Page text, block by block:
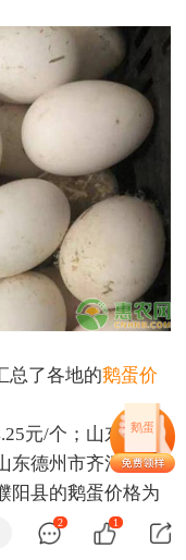
鹅蛋
总了各地的鹅蛋价
元/个；山东济宁
东德州市齐河县的
阳县的鹅蛋价格为
价格为3.61元/个；
元/个；江苏宿迁
2 1